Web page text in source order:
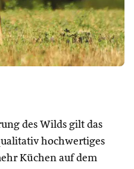
des Wilds gilt das
hochwertiges
Küchen auf dem